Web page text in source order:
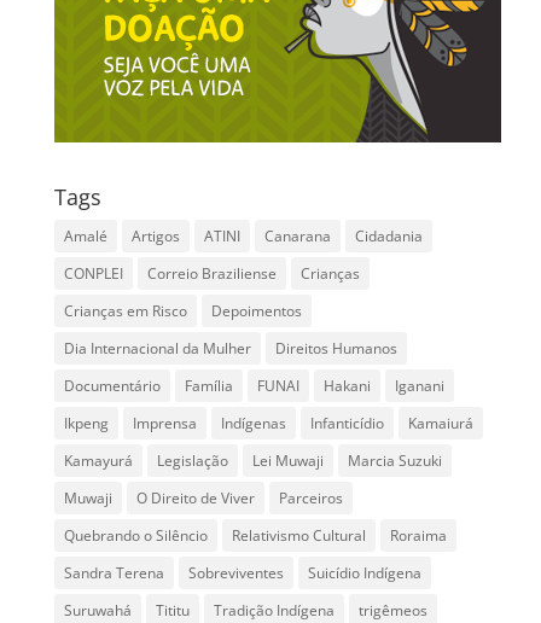
Tags
Amalé Artigos ATINI Canarana
Cidadania
CONPLEI
Correio Braziliense
Crianças
Crianças em Risco
Depoimentos
Dia Internacional da Mulher
Direitos Humanos
Documentário
Família FUNAI Hakani
Iganani
Ikpeng
Imprensa Indígenas Infanticídio
Kamaiurá
Kamayurá
Legislação Lei Muwaji
Marcia Suzuki
Muwaji
O Direito de Viver
Parceiros
Quebrando o Silêncio
Relativismo Cultural
Roraima
Sandra Terena
Sobreviventes
Suicídio Indígena
Suruwahá
Tititu Tradição Indígena
trigêmeos